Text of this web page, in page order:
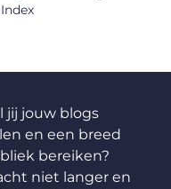
jij jouw blogs
en een breed
bereiken?
niet langer en